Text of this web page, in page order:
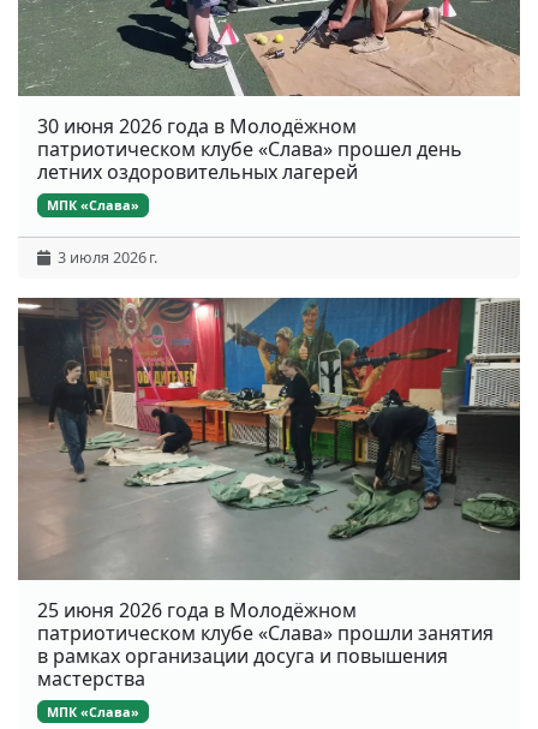
30 июня 2026 года в Молодёжном
патриотическом клубе «Слава» прошел день
летних оздоровительных лагерей
МПК «Слава»
3 июля 2026 г.
25 июня 2026 года в Молодёжном
патриотическом клубе «Слава» прошли занятия
в рамках организации досуга и повышения
мастерства
МПК «Слава»